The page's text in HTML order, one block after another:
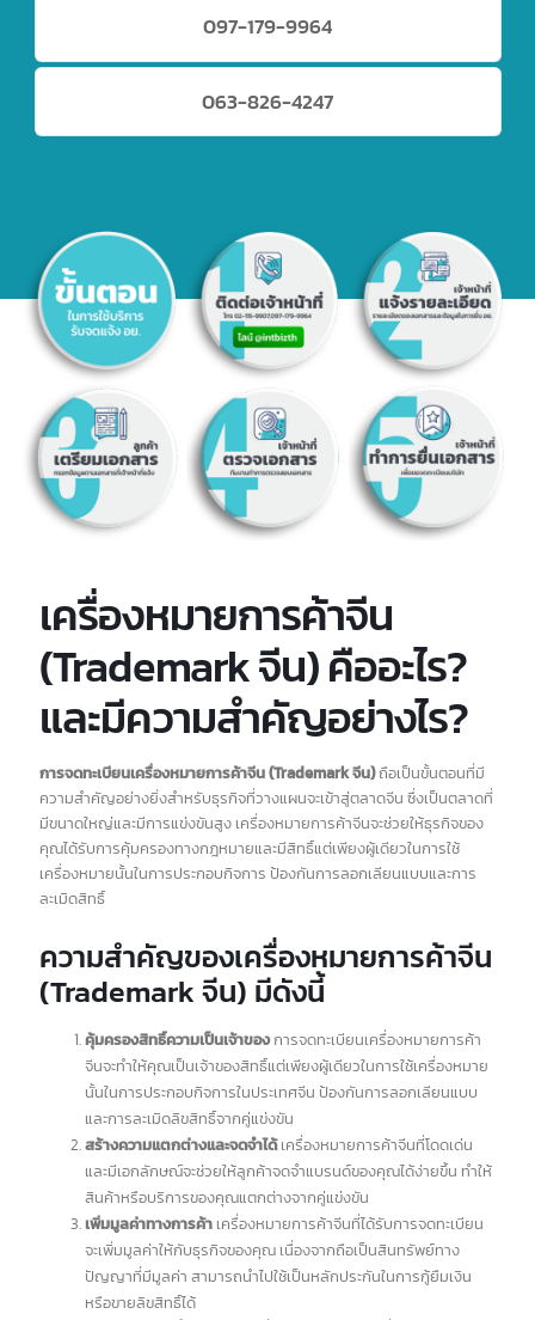
095-757-1838
097-179-9964
เครื่องหมายการค้าจีน
(Trademark จีน) คืออะไร?
และมีความสำคัญอย่างไร?
การจดทะเบียนเครื่องหมายการค้าจีน (Trademark จีน)ถือเป็นขั้นตอนที่มี
มีขนาดใหญ่และมีการแข่งขันสูง เครื่องหมายการค้าจีนจะช่วยให้ธุรกิจของ
คุณได้รับการคุ้มครองทางกฎหมายและมีสิทธิ์แต่เพียงผู้เดียวในการใช้
เครื่องหมายนั้นในการประกอบกิจการ ป้องกันการลอกเลียนแบบและการ
ความสำคัญของเครื่องหมายการค้าจีน
(Trademark จีน) มีดังนี้
คุ้มครองสิทธิ์ความเป็นเจ้าของการจดทะเบียนเครื่องหมายการค้า
จีนจะทำให้คุณเป็นเจ้าของสิทธิ์แต่เพียงผู้เดียวในการใช้เครื่องหมาย
นั้นในการประกอบกิจการในประเทศจีน ป้องกันการลอกเลียนแบบ
และการละเมิดลิขสิทธิ์จากคู่แข่งขัน
สร้างความแตกต่างและจดจำได้เครื่องหมายการค้าจีนที่โดดเด่น
และมีเอกลักษณ์จะช่วยให้ลูกค้าจดจำแบรนด์ของคุณได้ง่ายขึ้น ทำให้